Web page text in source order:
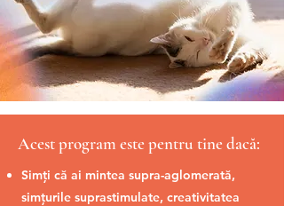
Acest program este pentru tine dacă:
Simți că ai mintea supra-aglomerată,
simțurile suprastimulate, creativitatea